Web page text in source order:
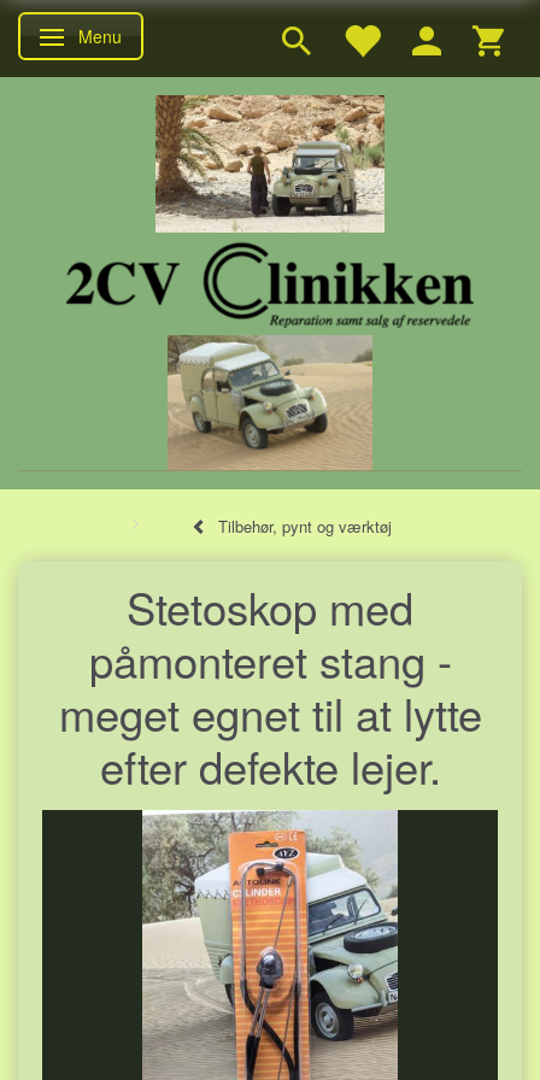
Skifte navigation
Menu
Tilbehør, pynt og værktøj
Stetoskop med
påmonteret stang -
meget egnet til at lytte
efter defekte lejer.